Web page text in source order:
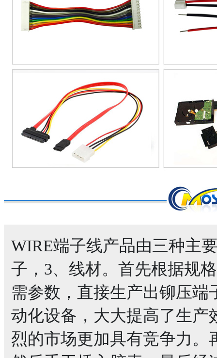
WIRE端子线产品由三种主
子，3、线材。首先根据规
需参数，直接生产出铆压
动化设备，大大提高了生产
烈的市场更加具有竞争力